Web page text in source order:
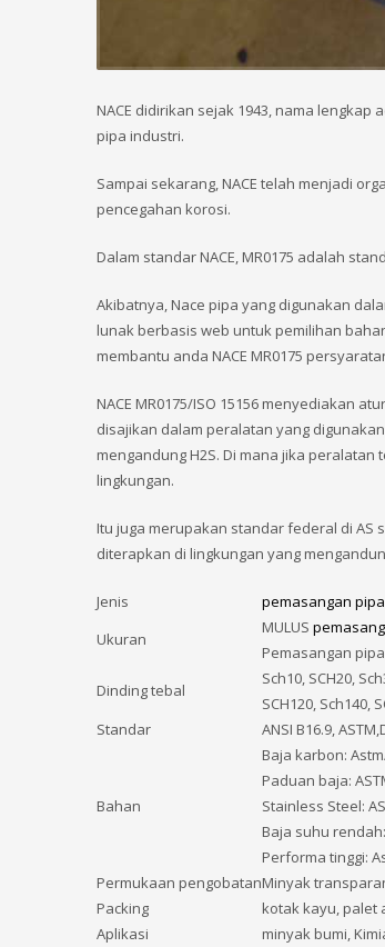
NACE didirikan sejak 1943, nama
pipa industri.
Sampai sekarang, NACE telah menjadi
pencegahan korosi.
Dalam standar NACE, MR0175 adalah
Akibatnya, Nace pipa yang digunakan
lunak berbasis web untuk pemilihan
membantu anda NACE MR0175
NACE MR0175/ISO 15156 menyediakan
disajikan dalam peralatan yang
mengandung H2S. Di mana jika
lingkungan.
Itu juga merupakan standar federal di AS
diterapkan di lingkungan yang
Jenis
pemasangan pipa
Ukuran
MULUS
Pemasangan pipa
Dinding tebal
Sch10, SCH20,
SCH120, Sch140,
Standar
ANSI B16.9,
Bahan
Baja karbon:
Paduan baja:
Stainless Steel:
Baja suhu rendah:
Performa tinggi:
Permukaan pengobatanMinyak
Packing
kotak kayu, palet
Aplikasi
minyak bumi,